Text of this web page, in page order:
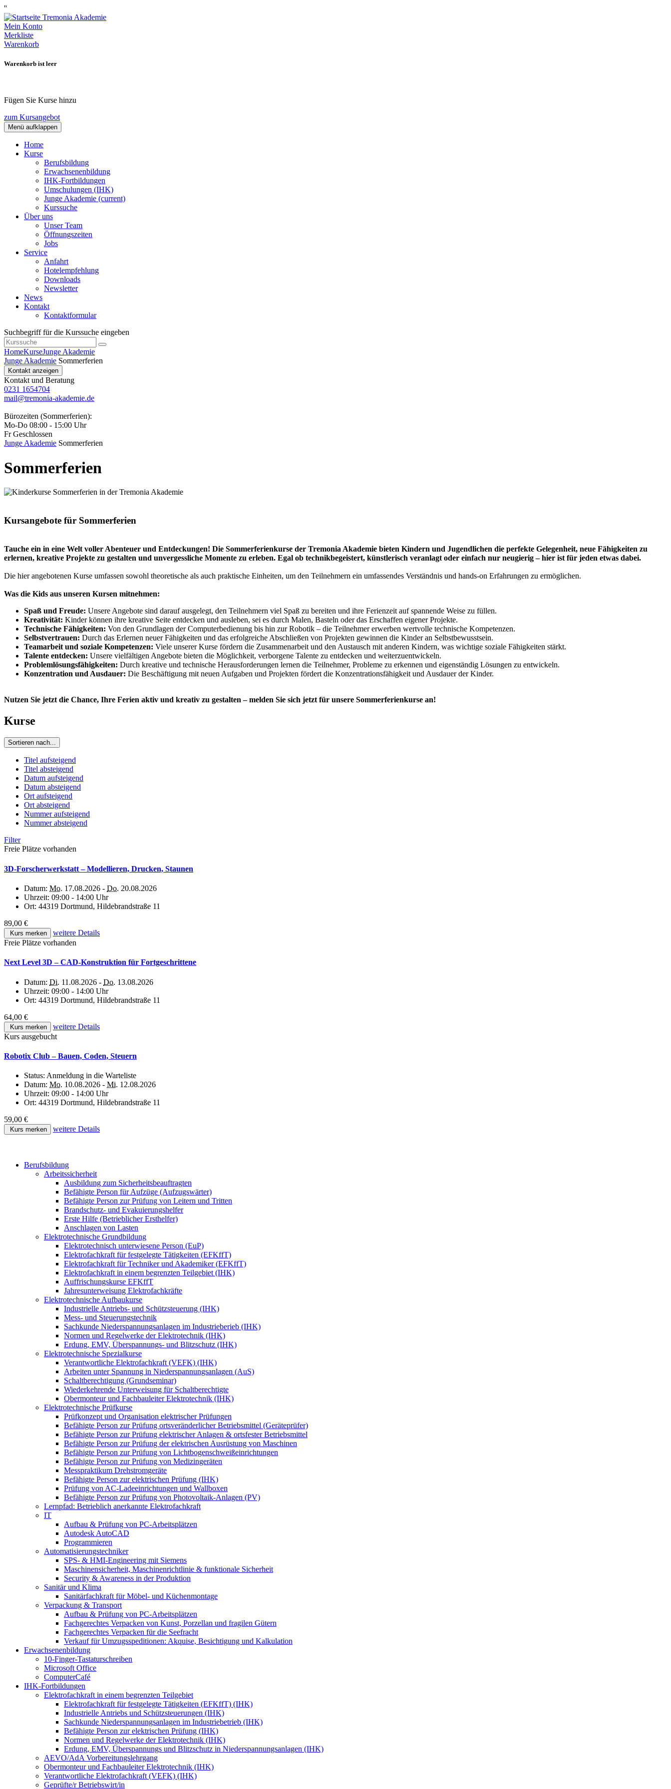
''
Mein Konto
Merkliste
Warenkorb
Warenkorb ist leer
Fügen Sie Kurse hinzu
zum Kursangebot
Menü aufklappen
Home
Kurse
Berufsbildung
Erwachsenenbildung
IHK-Fortbildungen
Umschulungen (IHK)
Junge Akademie (current)
Kurssuche
Über uns
Unser Team
Öffnungszeiten
Jobs
Service
Anfahrt
Hotelempfehlung
Downloads
Newsletter
News
Kontakt
Kontaktformular
Suchbegriff für die Kurssuche eingeben
HomeKurseJunge Akademie
Junge Akademie Sommerferien
Kontakt anzeigen
Kontakt und Beratung
0231 1654704
mail@tremonia-akademie.de
Bürozeiten (Sommerferien):
Mo-Do 08:00 - 15:00 Uhr
Fr Geschlossen
Junge Akademie Sommerferien
Sommerferien
Kursangebote für Sommerferien
Tauche ein in eine Welt voller Abenteuer und Entdeckungen! Die Sommerferienkurse der Tremonia Akademie bieten Kindern und Jugendlichen die perfekte Gelegenheit, neue Fähigkeiten zu
erlernen, kreative Projekte zu gestalten und unvergessliche Momente zu erleben. Egal ob technikbegeistert, künstlerisch veranlagt oder einfach nur neugierig – hier ist für jeden etwas dabei.
Die hier angebotenen Kurse umfassen sowohl theoretische als auch praktische Einheiten, um den Teilnehmern ein umfassendes Verständnis und hands-on Erfahrungen zu ermöglichen.
Was die Kids aus unseren Kursen mitnehmen:
Spaß und Freude: Unsere Angebote sind darauf ausgelegt, den Teilnehmern viel Spaß zu bereiten und ihre Ferienzeit auf spannende Weise zu füllen.
Kreativität: Kinder können ihre kreative Seite entdecken und ausleben, sei es durch Malen, Basteln oder das Erschaffen eigener Projekte.
Technische Fähigkeiten: Von den Grundlagen der Computerbedienung bis hin zur Robotik – die Teilnehmer erwerben wertvolle technische Kompetenzen.
Selbstvertrauen: Durch das Erlernen neuer Fähigkeiten und das erfolgreiche Abschließen von Projekten gewinnen die Kinder an Selbstbewusstsein.
Teamarbeit und soziale Kompetenzen: Viele unserer Kurse fördern die Zusammenarbeit und den Austausch mit anderen Kindern, was wichtige soziale Fähigkeiten stärkt.
Talente entdecken: Unsere vielfältigen Angebote bieten die Möglichkeit, verborgene Talente zu entdecken und weiterzuentwickeln.
Problemlösungsfähigkeiten: Durch kreative und technische Herausforderungen lernen die Teilnehmer, Probleme zu erkennen und eigenständig Lösungen zu entwickeln.
Konzentration und Ausdauer: Die Beschäftigung mit neuen Aufgaben und Projekten fördert die Konzentrationsfähigkeit und Ausdauer der Kinder.
Nutzen Sie jetzt die Chance, Ihre Ferien aktiv und kreativ zu gestalten – melden Sie sich jetzt für unsere Sommerferienkurse an!
Kurse
Sortieren nach...
Titel aufsteigend
Titel absteigend
Datum aufsteigend
Datum absteigend
Ort aufsteigend
Ort absteigend
Nummer aufsteigend
Nummer absteigend
Filter
Freie Plätze vorhanden
3D-Forscherwerkstatt – Modellieren, Drucken, Staunen
Datum: Mo. 17.08.2026 - Do. 20.08.2026
Uhrzeit: 09:00 - 14:00 Uhr
Ort: 44319 Dortmund, Hildebrandstraße 11
89,00 €
Kurs merken
weitere Details
Freie Plätze vorhanden
Next Level 3D – CAD-Konstruktion für Fortgeschrittene
Datum: Di. 11.08.2026 - Do. 13.08.2026
Uhrzeit: 09:00 - 14:00 Uhr
Ort: 44319 Dortmund, Hildebrandstraße 11
64,00 €
Kurs merken
weitere Details
Kurs ausgebucht
Robotix Club – Bauen, Coden, Steuern
Status: Anmeldung in die Warteliste
Datum: Mo. 10.08.2026 - Mi. 12.08.2026
Uhrzeit: 09:00 - 14:00 Uhr
Ort: 44319 Dortmund, Hildebrandstraße 11
59,00 €
Kurs merken weitere Details
Berufsbildung
Arbeitssicherheit
Ausbildung zum Sicherheitsbeauftragten
Befähigte Person für Aufzüge (Aufzugswärter)
Befähigte Person zur Prüfung von Leitern und Tritten
Brandschutz- und Evakuierungshelfer
Erste Hilfe (Betrieblicher Ersthelfer)
Anschlagen von Lasten
Elektrotechnische Grundbildung
Elektrotechnisch unterwiesene Person (EuP)
Elektrofachkraft für festgelegte Tätigkeiten (EFKffT)
Elektrofachkraft für Techniker und Akademiker (EFKffT)
Elektrofachkraft in einem begrenzten Teilgebiet (IHK)
Auffrischungskurse EFKffT
Jahresunterweisung Elektrofachkräfte
Elektrotechnische Aufbaukurse
Industrielle Antriebs- und Schützsteuerung (IHK)
Mess- und Steuerungstechnik
Sachkunde Niederspannungsanlagen im Industrieberieb (IHK)
Normen und Regelwerke der Elektrotechnik (IHK)
Erdung, EMV, Überspannungs- und Blitzschutz (IHK)
Elektrotechnische Spezialkurse
Verantwortliche Elektrofachkraft (VEFK) (IHK)
Arbeiten unter Spannung in Niederspannungsanlagen (AuS)
Schaltberechtigung (Grundseminar)
Wiederkehrende Unterweisung für Schaltberechtigte
Obermonteur und Fachbauleiter Elektrotechnik (IHK)
Elektrotechnische Prüfkurse
Prüfkonzept und Organisation elektrischer Prüfungen
Befähigte Person zur Prüfung ortsveränderlicher Betriebsmittel (Geräteprüfer)
Befähigte Person zur Prüfung elektrischer Anlagen & ortsfester Betriebsmittel
Befähigte Person zur Prüfung der elektrischen Ausrüstung von Maschinen
Befähigte Person zur Prüfung von Lichtbogenschweißeinrichtungen
Befähigte Person zur Prüfung von Medizingeräten
Messpraktikum Drehstromgeräte
Befähigte Person zur elektrischen Prüfung (IHK)
Prüfung von AC-Ladeeinrichtungen und Wallboxen
Befähigte Person zur Prüfung von Photovoltaik-Anlagen (PV)
Lernpfad: Betrieblich anerkannte Elektrofachkraft
IT
Aufbau & Prüfung von PC-Arbeitsplätzen
Autodesk AutoCAD
Programmieren
Automatisierungstechniker
SPS‑ & HMI‑Engineering mit Siemens
Maschinensicherheit, Maschinenrichtlinie & funktionale Sicherheit
Security & Awareness in der Produktion
Sanitär und Klima
Sanitärfachkraft für Möbel- und Küchenmontage
Verpackung & Transport
Aufbau & Prüfung von PC-Arbeitsplätzen
Fachgerechtes Verpacken von Kunst, Porzellan und fragilen Gütern
Fachgerechtes Verpacken für die Seefracht
Verkauf für Umzugsspeditionen: Akquise, Besichtigung und Kalkulation
Erwachsenenbildung
10-Finger-Tastaturschreiben
Microsoft Office
ComputerCafé
IHK-Fortbildungen
Elektrofachkraft in einem begrenzten Teilgebiet
Elektrofachkraft für festgelegte Tätigkeiten (EFKffT) (IHK)
Industrielle Antriebs und Schützsteuerungen (IHK)
Sachkunde Niederspannungsanlagen im Industriebetrieb (IHK)
Befähigte Person zur elektrischen Prüfung (IHK)
Normen und Regelwerke der Elektrotechnik (IHK)
Erdung, EMV, Überspannungs und Blitzschutz in Niederspannungsanlagen (IHK)
AEVO/AdA Vorbereitungslehrgang
Obermonteur und Fachbauleiter Elektrotechnik (IHK)
Verantwortliche Elektrofachkraft (VEFK) (IHK)
Geprüfte/r Betriebswirt/in